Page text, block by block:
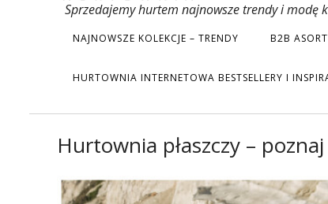
Sprzedajemy hurtem najnowsze trendy i modę
NAJNOWSZE KOLEKCJE – TRENDY B2B
HURTOWNIA INTERNETOWA BESTSELLERY I
Hurtownia płaszczy –